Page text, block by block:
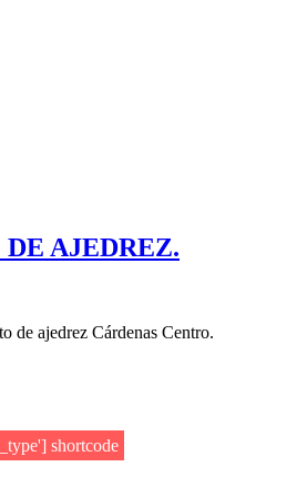
AJEDREZ.
de ajedrez Cárdenas Centro.
shortcode